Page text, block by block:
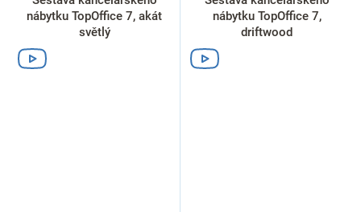
nábytku TopOffice 7, akát
světlý
nábytku TopOffice 7,
driftwood